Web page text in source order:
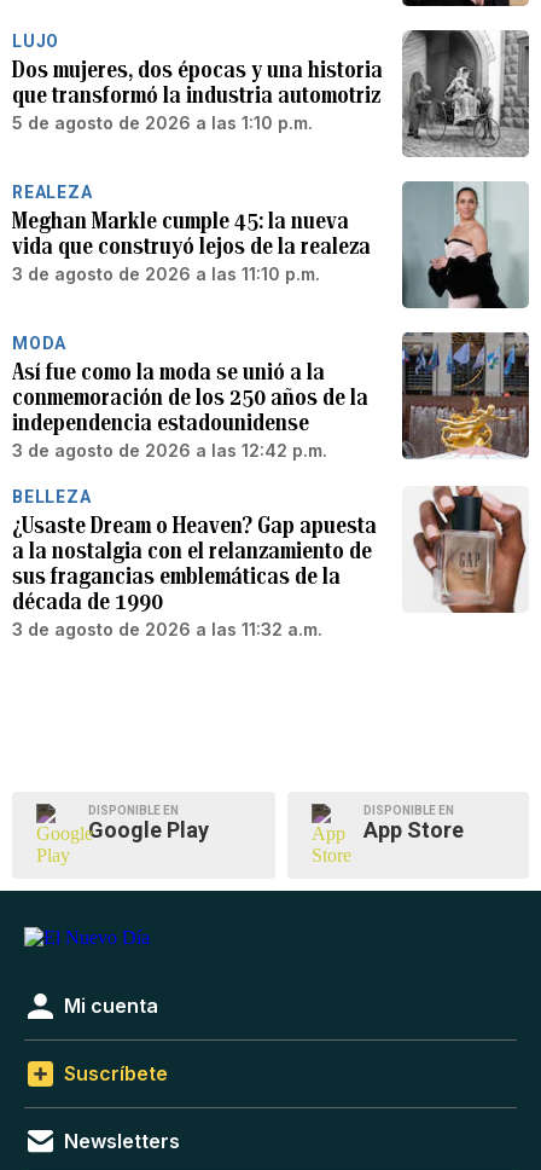
LUJO
Dos mujeres, dos épocas y una historia
que transformó la industria automotriz
5 de agosto de 2026 a las 1:10 p.m.
REALEZA
Meghan Markle cumple 45: la nueva
vida que construyó lejos de la realeza
3 de agosto de 2026 a las 11:10 p.m.
MODA
Así fue como la moda se unió a la
conmemoración de los 250 años de la
independencia estadounidense
3 de agosto de 2026 a las 12:42 p.m.
BELLEZA
¿Usaste Dream o Heaven? Gap apuesta
a la nostalgia con el relanzamiento de
sus fragancias emblemáticas de la
década de 1990
3 de agosto de 2026 a las 11:32 a.m.
DISPONIBLE EN
Google Play
DISPONIBLE EN
App Store
Mi cuenta
Suscríbete
Newsletters